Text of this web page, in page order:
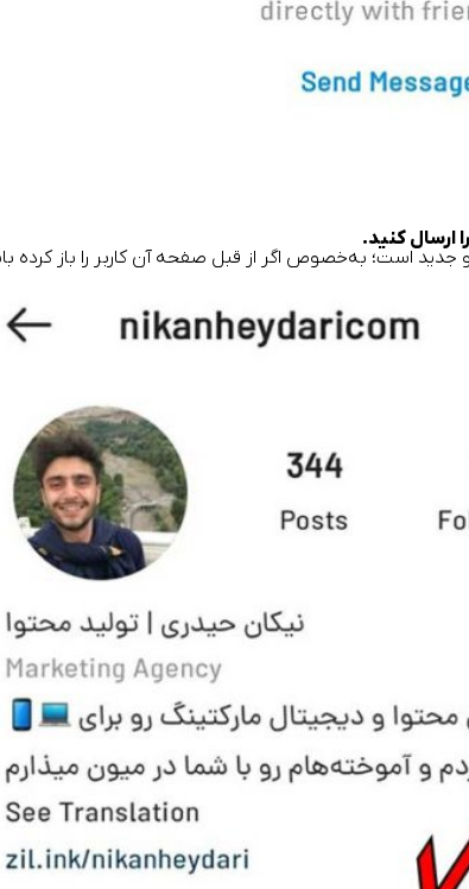
ارسال کنید.
است؛ به‌خصوص اگر از قبل صفحه آن کاربر را باز کرده